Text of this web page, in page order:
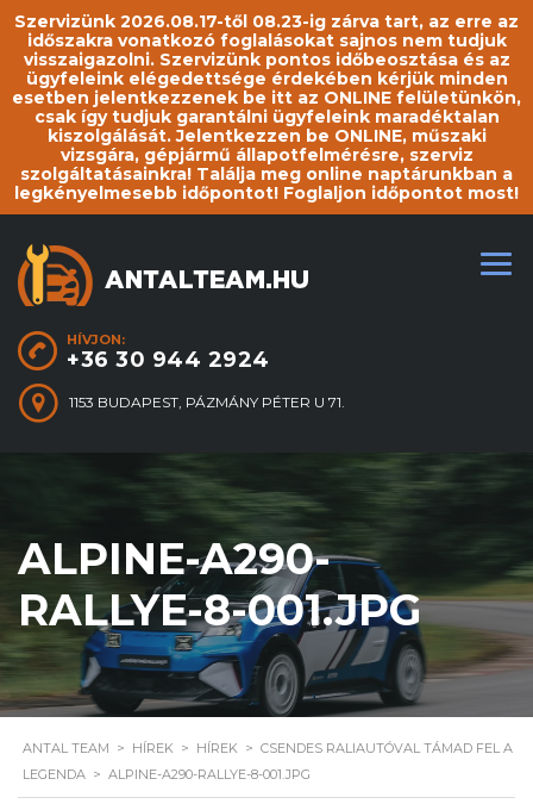
Szervizünk 2026.08.17-től 08.23-ig zárva tart, az erre az
időszakra vonatkozó foglalásokat sajnos nem tudjuk
visszaigazolni. Szervizünk pontos időbeosztása és az
ügyfeleink elégedettsége érdekében kérjük minden
esetben jelentkezzenek be itt az ONLINE felületünkön,
csak így tudjuk garantálni ügyfeleink maradéktalan
kiszolgálását. Jelentkezzen be ONLINE, műszaki
vizsgára, gépjármű állapotfelmérésre, szerviz
szolgáltatásainkra! Találja meg online naptárunkban a
legkényelmesebb időpontot! Foglaljon időpontot most!
HÍVJON:
+36 30 944 2924
1153 BUDAPEST, PÁZMÁNY PÉTER U 71.
ALPINE-A290-
RALLYE-8-001.JPG
ANTAL TEAM > HÍREK > HÍREK > CSENDES RALIAUTÓVAL TÁMAD FEL A
LEGENDA > ALPINE-A290-RALLYE-8-001.JPG